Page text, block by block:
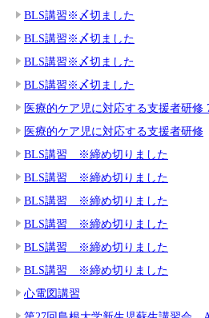
BLS講習※〆切ました
BLS講習※〆切ました
BLS講習※〆切ました
BLS講習※〆切ました
医療的ケア児に対応する支援者研修
医療的ケア児に対応する支援者研修
BLS講習 ※締め切りました
BLS講習 ※締め切りました
BLS講習 ※締め切りました
BLS講習 ※締め切りました
BLS講習 ※締め切りました
BLS講習 ※締め切りました
心電図講習